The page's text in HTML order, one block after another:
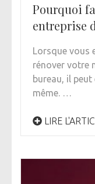
Pourquoi
entreprise
Lorsque vous
rénover votre
bureau, il
même. …
LIRE